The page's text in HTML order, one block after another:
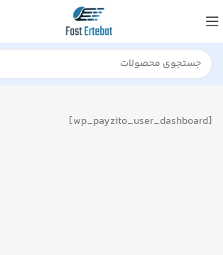
[wp_payzito_user_dashboard]